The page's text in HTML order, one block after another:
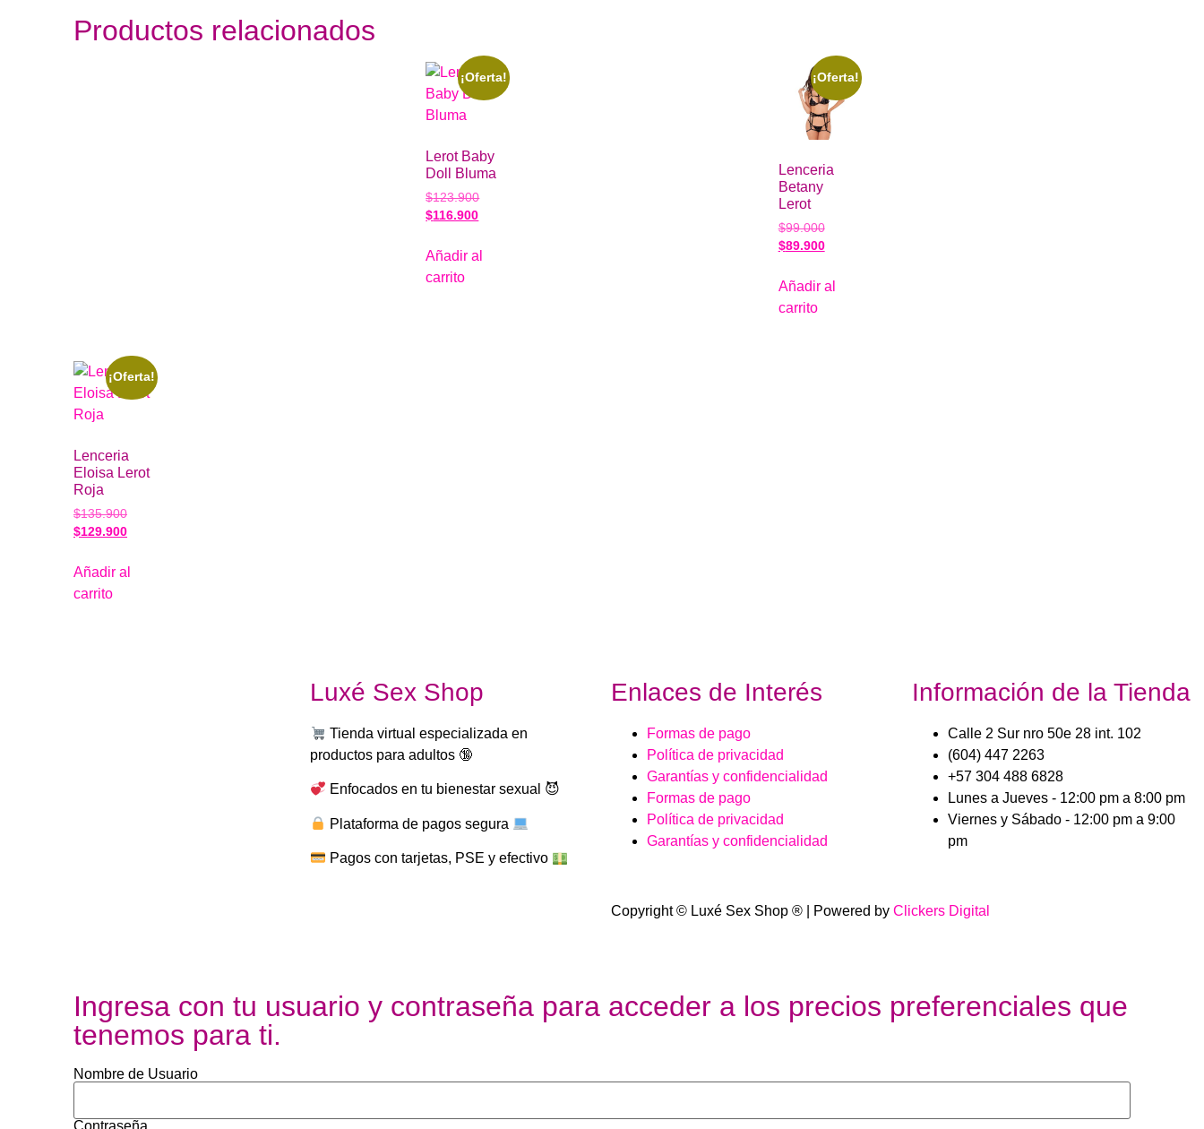
Productos relacionados
¡Oferta!
Lerot Baby
Doll Bluma
$123.900
$116.900
Añadir al
carrito
¡Oferta!
Lenceria
Betany
Lerot
$99.000
$89.900
Añadir al
carrito
¡Oferta!
Lenceria
Eloisa Lerot
Roja
$135.900
$129.900
Añadir al
carrito
Luxé Sex Shop
Tienda virtual especializada en
productos para adultos 🔞
Enfocados en tu bienestar sexual 😈
Plataforma de pagos segura
Pagos con tarjetas, PSE y efectivo
Enlaces de Interés
Formas de pago
Política de privacidad
Garantías y confidencialidad
Formas de pago
Política de privacidad
Garantías y confidencialidad
Información de la Tienda
Calle 2 Sur nro 50e 28 int. 102
(604) 447 2263
+57 304 488 6828
Lunes a Jueves - 12:00 pm a 8:00 pm
Viernes y Sábado - 12:00 pm a 9:00
pm
Copyright © Luxé Sex Shop ® | Powered by Clickers Digital
Ingresa con tu usuario y contraseña para acceder a los precios preferenciales que
tenemos para ti.
Nombre de Usuario
Contraseña